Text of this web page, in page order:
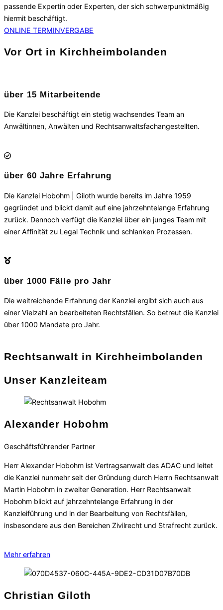
passende Expertin oder Experten, der sich schwerpunktmäßig
hiermit beschäftigt.
ONLINE TERMINVERGABE
Vor Ort in Kirchheimbolanden
über 15 Mitarbeitende
Die Kanzlei beschäftigt ein stetig wachsendes Team an
Anwältinnen, Anwälten und Rechtsanwaltsfachangestellten.
über 60 Jahre Erfahrung
Die Kanzlei Hobohm | Giloth wurde bereits im Jahre 1959
gegründet und blickt damit auf eine jahrzehntelange Erfahrung
zurück. Dennoch verfügt die Kanzlei über ein junges Team mit
einer Affinität zu Legal Technik und schlanken Prozessen.
über 1000 Fälle pro Jahr
Die weitreichende Erfahrung der Kanzlei ergibt sich auch aus
einer Vielzahl an bearbeiteten Rechtsfällen. So betreut die Kanzlei
über 1000 Mandate pro Jahr.
Rechtsanwalt in Kirchheimbolanden
Unser Kanzleiteam
Alexander Hobohm
Geschäftsführender Partner
Herr Alexander Hobohm ist Vertragsanwalt des ADAC und leitet
die Kanzlei nunmehr seit der Gründung durch Herrn Rechtsanwalt
Martin Hobohm in zweiter Generation. Herr Rechtsanwalt
Hobohm blickt auf jahrzehntelange Erfahrung in der
Kanzleiführung und in der Bearbeitung von Rechtsfällen,
insbesondere aus den Bereichen Zivilrecht und Strafrecht zurück.
Mehr erfahren
Christian Giloth